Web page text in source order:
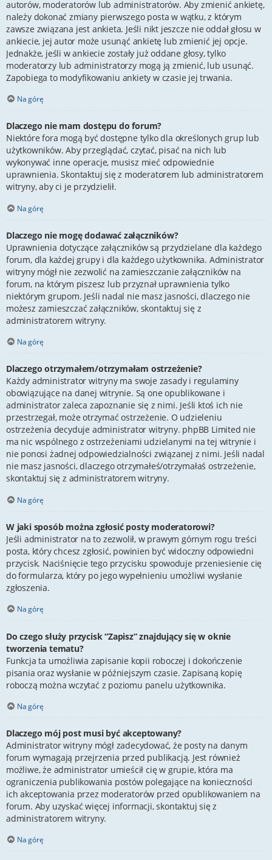
autorów, moderatorów lub administratorów. Aby zmienić ankietę,
należy dokonać zmiany pierwszego posta w wątku, z którym
zawsze związana jest ankieta. Jeśli nikt jeszcze nie oddał głosu w
ankiecie, jej autor może usunąć ankietę lub zmienić jej opcje.
Jednakże, jeśli w ankiecie zostały już oddane głosy, tylko
moderatorzy lub administratorzy mogą ją zmienić, lub usunąć.
Zapobiega to modyfikowaniu ankiety w czasie jej trwania.
Na górę
Dlaczego nie mam dostępu do forum?
Niektóre fora mogą być dostępne tylko dla określonych grup lub
użytkowników. Aby przeglądać, czytać, pisać na nich lub
wykonywać inne operacje, musisz mieć odpowiednie
uprawnienia. Skontaktuj się z moderatorem lub administratorem
witryny, aby ci je przydzielił.
Na górę
Dlaczego nie mogę dodawać załączników?
Uprawnienia dotyczące załączników są przydzielane dla każdego
forum, dla każdej grupy i dla każdego użytkownika. Administrator
witryny mógł nie zezwolić na zamieszczanie załączników na
forum, na którym piszesz lub przyznał uprawnienia tylko
niektórym grupom. Jeśli nadal nie masz jasności, dlaczego nie
możesz zamieszczać załączników, skontaktuj się z
administratorem witryny.
Na górę
Dlaczego otrzymałem/otrzymałam ostrzeżenie?
Każdy administrator witryny ma swoje zasady i regulaminy
obowiązujące na danej witrynie. Są one opublikowane i
administrator zaleca zapoznanie się z nimi. Jeśli ktoś ich nie
przestrzegał, może otrzymać ostrzeżenie. O udzieleniu
ostrzeżenia decyduje administrator witryny. phpBB Limited nie
ma nic wspólnego z ostrzeżeniami udzielanymi na tej witrynie i
nie ponosi żadnej odpowiedzialności związanej z nimi. Jeśli nadal
nie masz jasności, dlaczego otrzymałeś/otrzymałaś ostrzeżenie,
skontaktuj się z administratorem witryny.
Na górę
W jaki sposób można zgłosić posty moderatorowi?
Jeśli administrator na to zezwolił, w prawym górnym rogu treści
posta, który chcesz zgłosić, powinien być widoczny odpowiedni
przycisk. Naciśnięcie tego przycisku spowoduje przeniesienie cię
do formularza, który po jego wypełnieniu umożliwi wysłanie
zgłoszenia.
Na górę
Do czego służy przycisk “Zapisz” znajdujący się w oknie
tworzenia tematu?
Funkcja ta umożliwia zapisanie kopii roboczej i dokończenie
pisania oraz wysłanie w późniejszym czasie. Zapisaną kopię
roboczą można wczytać z poziomu panelu użytkownika.
Na górę
Dlaczego mój post musi być akceptowany?
Administrator witryny mógł zadecydować, że posty na danym
forum wymagają przejrzenia przed publikacją. Jest również
możliwe, że administrator umieścił cię w grupie, która ma
ograniczenia publikowania postów polegające na konieczności
ich akceptowania przez moderatorów przed opublikowaniem na
forum. Aby uzyskać więcej informacji, skontaktuj się z
administratorem witryny.
Na górę